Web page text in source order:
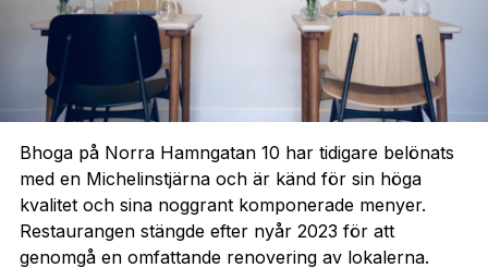
Bhoga på Norra Hamngatan 10 har tidigare belönats
med en Michelinstjärna och är känd för sin höga
kvalitet och sina noggrant komponerade menyer.
Restaurangen stängde efter nyår 2023 för att
genomgå en omfattande renovering av lokalerna.